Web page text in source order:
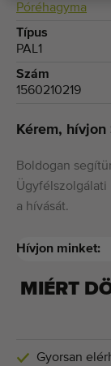
Póréhagyma
Típus
PAL1
Szám
1560210219
Kérem, hívjon
Boldogan
Ügyfélszolgálati
a hívását.
Hívjon minket:
MIÉRT
Gyorsan